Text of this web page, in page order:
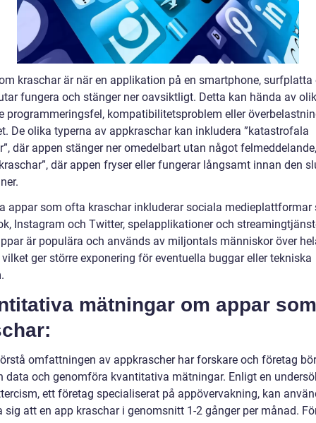
kraschar är när en applikation på en smartphone, surfplatta
fungera och stänger ner oavsiktligt. Detta kan hända av
programmeringsfel, kompatibilitetsproblem eller
De olika typerna av appkraschar kan inkludera ”katastrofala
där appen stänger ner omedelbart utan något
där appen fryser eller fungerar långsamt innan den
appar som ofta kraschar inkluderar sociala medieplattformar
Instagram och Twitter, spelapplikationer och
är populära och används av miljontals människor över
ger större exponering för eventuella buggar eller tekniska
mätningar om appar som
omfattningen av appkrascher har forskare och företag
data och genomföra kvantitativa mätningar. Enligt en
ett företag specialiserat på appövervakning, kan
sig att en app kraschar i genomsnitt 1-2 gånger per månad.